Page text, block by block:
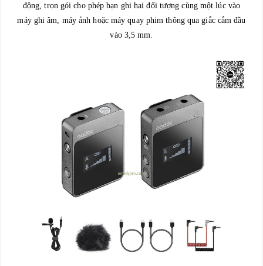
động, trọn gói cho phép bạn ghi hai đối tượng cùng một lúc vào
máy ghi âm, máy ảnh hoặc máy quay phim thông qua giắc cắm đầu
vào 3,5 mm.